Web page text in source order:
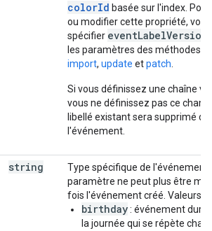
colorId basée sur l'index.
ou modifier cette propriété,
spécifier
les paramètres des méthodes
import, update etpatch
Si vous définissez une chaîne
vous ne définissez pas ce
libellé existant sera supprimé de
l'événement.
string
Type spécifique de l'événement.
paramètre ne peut plus être
fois l'événement créé. Valeurs
birthday: événement
la journée qui se répète